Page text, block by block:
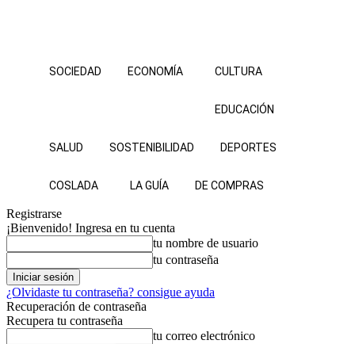
SOCIEDAD ECONOMÍA CULTURA
EDUCACIÓN
SALUD SOSTENIBILIDAD DEPORTES
COSLADA LA GUÍA DE COMPRAS
Registrarse
¡Bienvenido! Ingresa en tu cuenta
tu nombre de usuario
tu contraseña
¿Olvidaste tu contraseña? consigue ayuda
Recuperación de contraseña
Recupera tu contraseña
tu correo electrónico